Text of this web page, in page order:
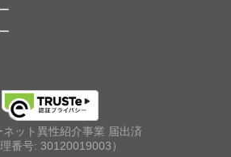
ネット異性紹介事業 届出済
理番号: 30120019003）